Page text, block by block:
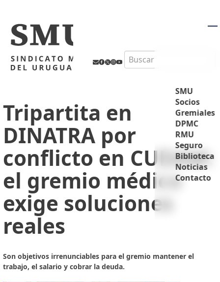
Search
SMU
Socios
Gremiales
DPMC
RMU
Seguro
Biblioteca
Noticias
Contacto
Tripartita en
DINATRA por
conflicto en CUDAM:
el gremio médico
exige soluciones
reales
Son objetivos irrenunciables para el gremio mantener el
trabajo, el salario y cobrar la deuda.